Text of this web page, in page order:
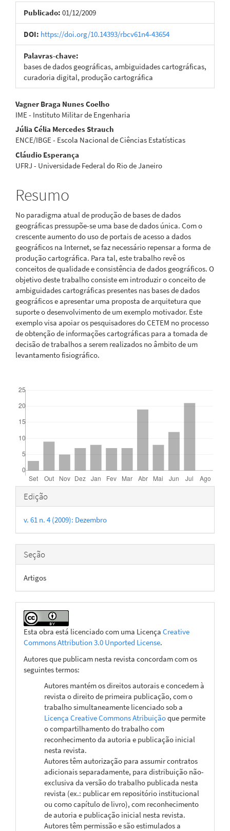
de
artigos
Publicado: 01/12/2009
DOI: https://doi.org/10.14393/rbcv61n4-43654
Palavras-chave:
bases de dados geográficas, ambiguidades cartográficas,
curadoria digital, produção cartográfica
Conteúdo
do
artigo
principal
Vagner Braga Nunes Coelho
IME - Instituto Militar de Engenharia
Júlia Célia Mercedes Strauch
ENCE/IBGE - Escola Nacional de Ciências Estatísticas
Cláudio Esperança
UFRJ - Universidade Federal do Rio de Janeiro
Resumo
No paradigma atual de produção de bases de dados
geográficas pressupõe-se uma base de dados única. Com o
crescente aumento do uso de portais de acesso a dados
geográficos na Internet, se faz necessário repensar a forma de
produção cartográfica. Para tal, este trabalho revê os
conceitos de qualidade e consistência de dados geográficos. O
objetivo deste trabalho consiste em introduzir o conceito de
ambiguidades cartográficas presentes nas bases de dados
geográficos e apresentar uma proposta de arquitetura que
suporte o desenvolvimento de um exemplo motivador. Este
exemplo visa apoiar os pesquisadores do CETEM no processo
de obtenção de informações cartográficas para a tomada de
decisão de trabalhos a serem realizados no âmbito de um
levantamento fisiográfico.
Detalhes
do
artigo
Edição
v. 61 n. 4 (2009): Dezembro
Seção
Artigos
Esta obra está licenciado com uma Licença Creative
Commons Attribution 3.0 Unported License.
Autores que publicam nesta revista concordam com os
seguintes termos:
Autores mantém os direitos autorais e concedem à
revista o direito de primeira publicação, com o
trabalho simultaneamente licenciado sob a
Licença Creative Commons Atribuiçãoque permite
o compartilhamento do trabalho com
reconhecimento da autoria e publicação inicial
nesta revista.
Autores têm autorização para assumir contratos
adicionais separadamente, para distribuição não-
exclusiva da versão do trabalho publicada nesta
revista (ex.: publicar em repositório institucional
ou como capítulo de livro), com reconhecimento
de autoria e publicação inicial nesta revista.
Autores têm permissão e são estimulados a